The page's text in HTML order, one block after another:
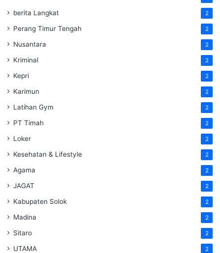
berita Langkat 2
Perang Timur Tengah 2
Nusantara 2
Kriminal 2
Kepri 2
Karimun 2
Latihan Gym 2
PT Timah 2
Loker 2
Kesehatan & Lifestyle 2
Agama 2
JAGAT 2
Kabupaten Solok 2
Madina 2
Sitaro 2
UTAMA 2